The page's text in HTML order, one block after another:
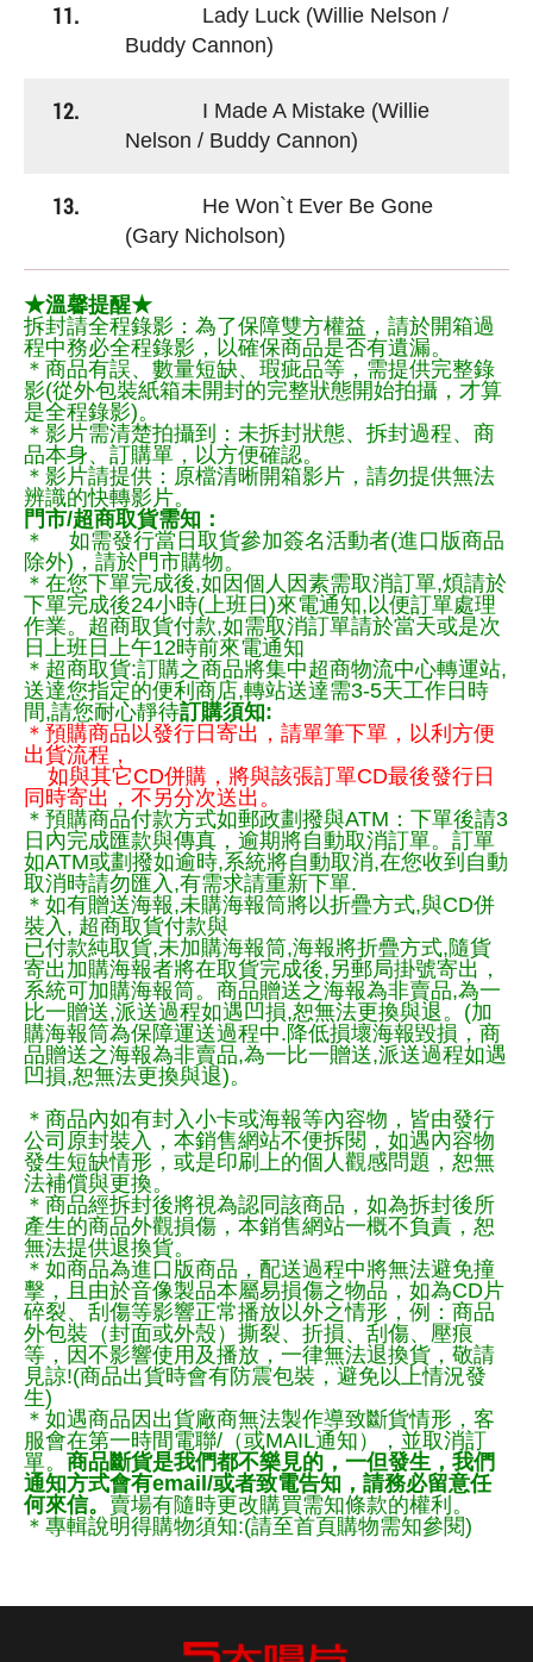
11.
Lady Luck (Willie Nelson /
Buddy Cannon)
12.
I Made A Mistake (Willie
Nelson / Buddy Cannon)
13.
He Won`t Ever Be Gone
(Gary Nicholson)
★溫馨提醒★
拆封請全程錄影：為了保障雙方權益，請於開箱過
程中務必全程錄影，以確保商品是否有遺漏。
＊商品有誤、數量短缺、瑕疵品等，需提供完整錄
影(從外包裝紙箱未開封的完整狀態開始拍攝，才算
是全程錄影)。
＊影片需清楚拍攝到：未拆封狀態、拆封過程、商
品本身、訂購單，以方便確認。
＊影片請提供：原檔清晰開箱影片，請勿提供無法
辨識的快轉影片。
門市/超商取貨需知：
＊ 如需發行當日取貨參加簽名活動者(進口版商品
除外)，請於門市購物。
＊在您下單完成後,如因個人因素需取消訂單,煩請於
下單完成後24小時(上班日)來電通知,以便訂單處理
作業。超商取貨付款,如需取消訂單請於當天或是次
日上班日上午12時前來電通知
＊超商取貨:訂購之商品將集中超商物流中心轉運站,
送達您指定的便利商店,轉站送達需3-5天工作日時
間,請您耐心靜待訂購須知:
＊預購商品以發行日寄出，請單筆下單，以利方便
出貨流程，
如與其它CD併購，將與該張訂單CD最後發行日
同時寄出，不另分次送出。
＊預購商品付款方式如郵政劃撥與ATM：下單後請3
日內完成匯款與傳真，逾期將自動取消訂單。訂單
如ATM或劃撥如逾時,系統將自動取消,在您收到自動
取消時請勿匯入,有需求請重新下單.
＊如有贈送海報,未購海報筒將以折疊方式,與CD併
裝入, 超商取貨付款與
已付款純取貨,未加購海報筒,海報將折疊方式,隨貨
寄出加購海報者將在取貨完成後,另郵局掛號寄出，
系統可加購海報筒。商品贈送之海報為非賣品,為一
比一贈送,派送過程如遇凹損,恕無法更換與退。(加
購海報筒為保障運送過程中.降低損壞海報毀損，商
品贈送之海報為非賣品,為一比一贈送,派送過程如遇
凹損,恕無法更換與退)。
＊商品內如有封入小卡或海報等內容物，皆由發行
公司原封裝入，本銷售網站不便拆閱，如遇內容物
發生短缺情形，或是印刷上的個人觀感問題，恕無
法補償與更換。
＊商品經拆封後將視為認同該商品，如為拆封後所
產生的商品外觀損傷，本銷售網站一概不負責，恕
無法提供退換貨。
＊如商品為進口版商品，配送過程中將無法避免撞
擊，且由於音像製品本屬易損傷之物品，如為CD片
碎裂、刮傷等影響正常播放以外之情形，例：商品
外包裝（封面或外殼）撕裂、折損、刮傷、壓痕
等，因不影響使用及播放，一律無法退換貨，敬請
見諒!(商品出貨時會有防震包裝，避免以上情況發
生)
＊如遇商品因出貨廠商無法製作導致斷貨情形，客
服會在第一時間電聯/（或MAIL通知），並取消訂
單。 商品斷貨是我們都不樂見的，一但發生，我們
通知方式會有email/或者致電告知，請務必留意任
何來信。 賣場有隨時更改購買需知條款的權利。
＊專輯說明得購物須知:(請至首頁購物需知參閱)